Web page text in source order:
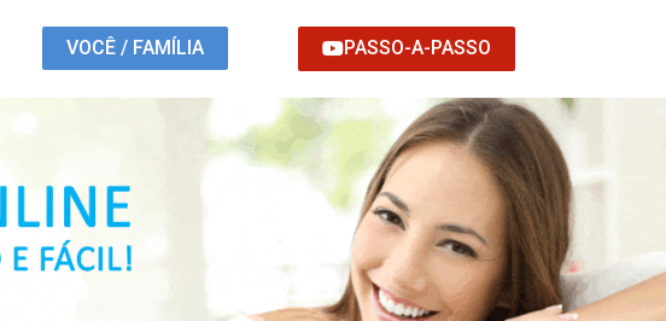
VOCÊ / FAMÍLIA PASSO-A-PASSO